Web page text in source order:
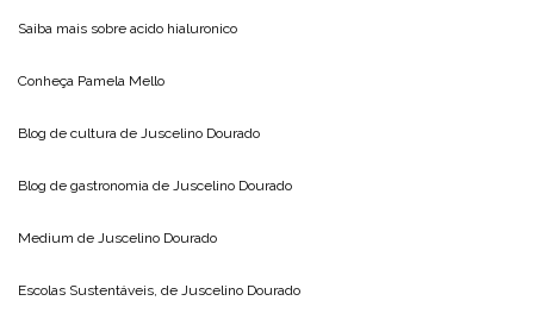
Saiba mais sobre acido hialuronico
Conheça Pamela Mello
Blog de cultura de Juscelino Dourado
Blog de gastronomia de Juscelino Dourado
Medium de Juscelino Dourado
Escolas Sustentáveis, de Juscelino Dourado